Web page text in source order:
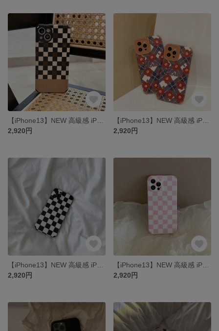
2,920円
2,920円
2,920円
2,920円